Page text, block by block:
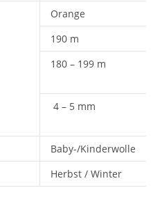
Orange
190 m
180 – 199 m
4 – 5 mm
Baby-/Kinderwolle
Herbst / Winter